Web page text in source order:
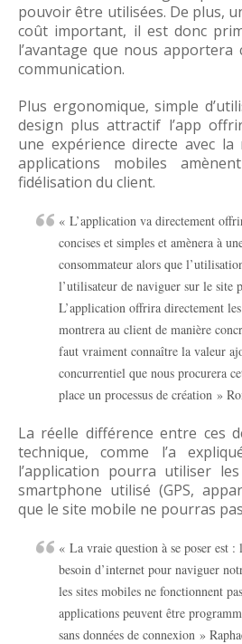
pouvoir être utilisées. De plus,
coût important, il est donc
l’avantage que nous apportera
communication.
Plus ergonomique, simple
design plus attractif l’app
une expérience directe avec la
applications mobiles
fidélisation du client.
« L’application va directement
concises et simples et amènera à
consommateur alors que
l’utilisateur de naviguer sur le site
L’application offrira directement
montrera au client de manière
faut vraiment connaître la valeur
concurrentiel que nous procurera
place un processus de création »
La réelle différence entre ces
technique, comme l’a
l’application pourra utiliser
smartphone utilisé (GPS,
que le site mobile ne pourras
« La vraie question à se poser est
besoin d’internet pour naviguer
les sites mobiles ne fonctionnent
applications peuvent être
sans données de connexion »